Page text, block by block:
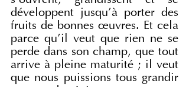
développent jusqu'à porter des
fruits de bonnes œuvres. Et cela
parce qu'il veut que rien ne se
perde dans son champ, que tout
arrive à pleine maturité ; il veut
que nous puissions tous grandir